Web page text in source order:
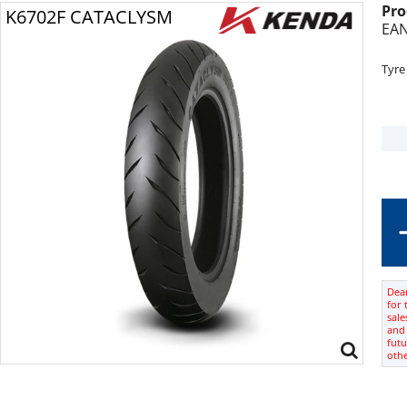
K6702F CATACLYSM Photo provided without guarantee
Tyre
for